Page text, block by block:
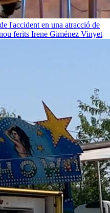
l'accident en una atracció de
ferits Irene Giménez Vinyet